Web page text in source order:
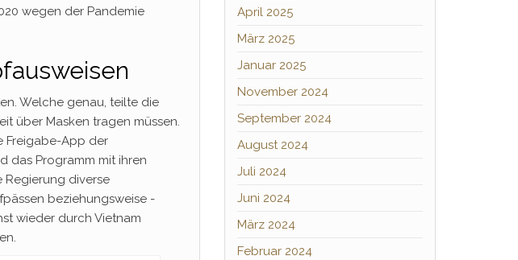
wegen der Pandemie
Welche genau, teilte die
über Masken tragen müssen.
Freigabe-App der
das Programm mit ihren
Regierung diverse
beziehungsweise -
wieder durch Vietnam
April 2025
März 2025
Januar 2025
November 2024
September 2024
August 2024
Juli 2024
Juni 2024
März 2024
Februar 2024